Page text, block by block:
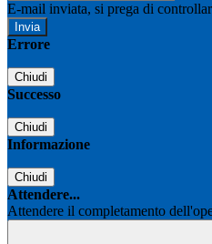
E-mail inviata, si prega di
Errore
Chiudi
Successo
Chiudi
Informazione
Chiudi
Attendere...
Attendere il completamento